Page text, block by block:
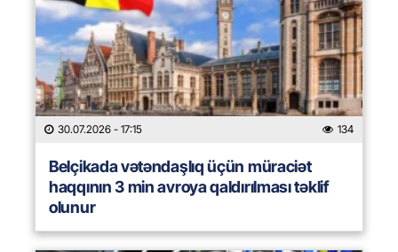
30.07.2026 - 17:15 134
Belçikada vətəndaşlıq üçün müraciət
haqqının 3 min avroya qaldırılması təklif
olunur